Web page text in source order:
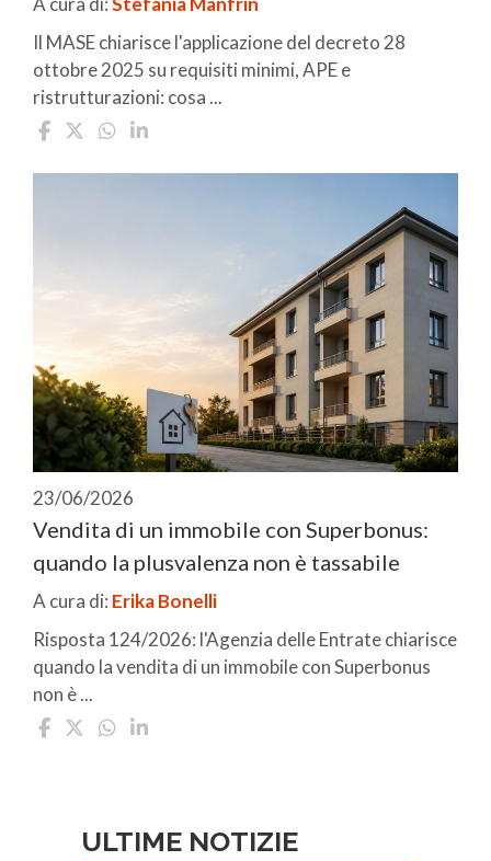
Il MASE chiarisce l'applicazione del decreto 28
ottobre 2025 su requisiti minimi, APE e
ristrutturazioni: cosa ...
23/06/2026
Vendita di un immobile con Superbonus:
quando la plusvalenza non è tassabile
A cura di: Erika Bonelli
Risposta 124/2026: l'Agenzia delle Entrate chiarisce
quando la vendita di un immobile con Superbonus
non è ...
ULTIME NOTIZIE